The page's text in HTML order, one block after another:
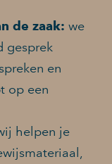
de zaak: we
gesprek
en
op een
helpen je